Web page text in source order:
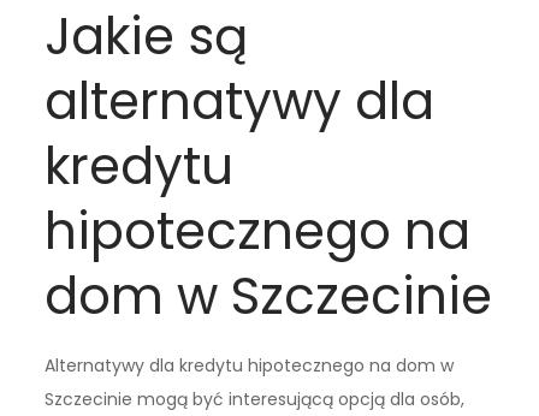
Jakie są
alternatywy dla
kredytu
hipotecznego na
dom w Szczecinie
Alternatywy dla kredytu hipotecznego na dom w
Szczecinie mogą być interesującą opcją dla osób,